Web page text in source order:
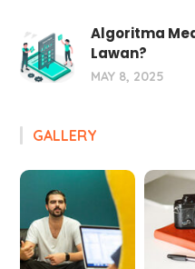
Algoritma
Lawan?
MAY 8, 2025
GALLERY